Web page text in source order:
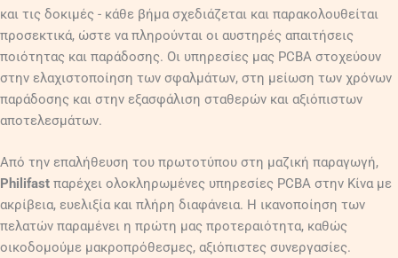
και τις δοκιμές - κάθε βήμα σχεδιάζεται και παρακολουθείται
προσεκτικά, ώστε να πληρούνται οι αυστηρές απαιτήσεις
ποιότητας και παράδοσης. Οι υπηρεσίες μας PCBA στοχεύουν
στην ελαχιστοποίηση των σφαλμάτων, στη μείωση των χρόνων
παράδοσης και στην εξασφάλιση σταθερών και αξιόπιστων
αποτελεσμάτων.
Από την επαλήθευση του πρωτοτύπου στη μαζική παραγωγή,
Philifast παρέχει ολοκληρωμένες υπηρεσίες PCBA στην Κίνα με
ακρίβεια, ευελιξία και πλήρη διαφάνεια. Η ικανοποίηση των
πελατών παραμένει η πρώτη μας προτεραιότητα, καθώς
οικοδομούμε μακροπρόθεσμες, αξιόπιστες συνεργασίες.